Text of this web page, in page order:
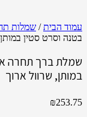
עמוד הבית/ שמלות
בטנה וסרט סטין
שמלת ברך תחרה
במותן, שרוול ארוך
₪253.75